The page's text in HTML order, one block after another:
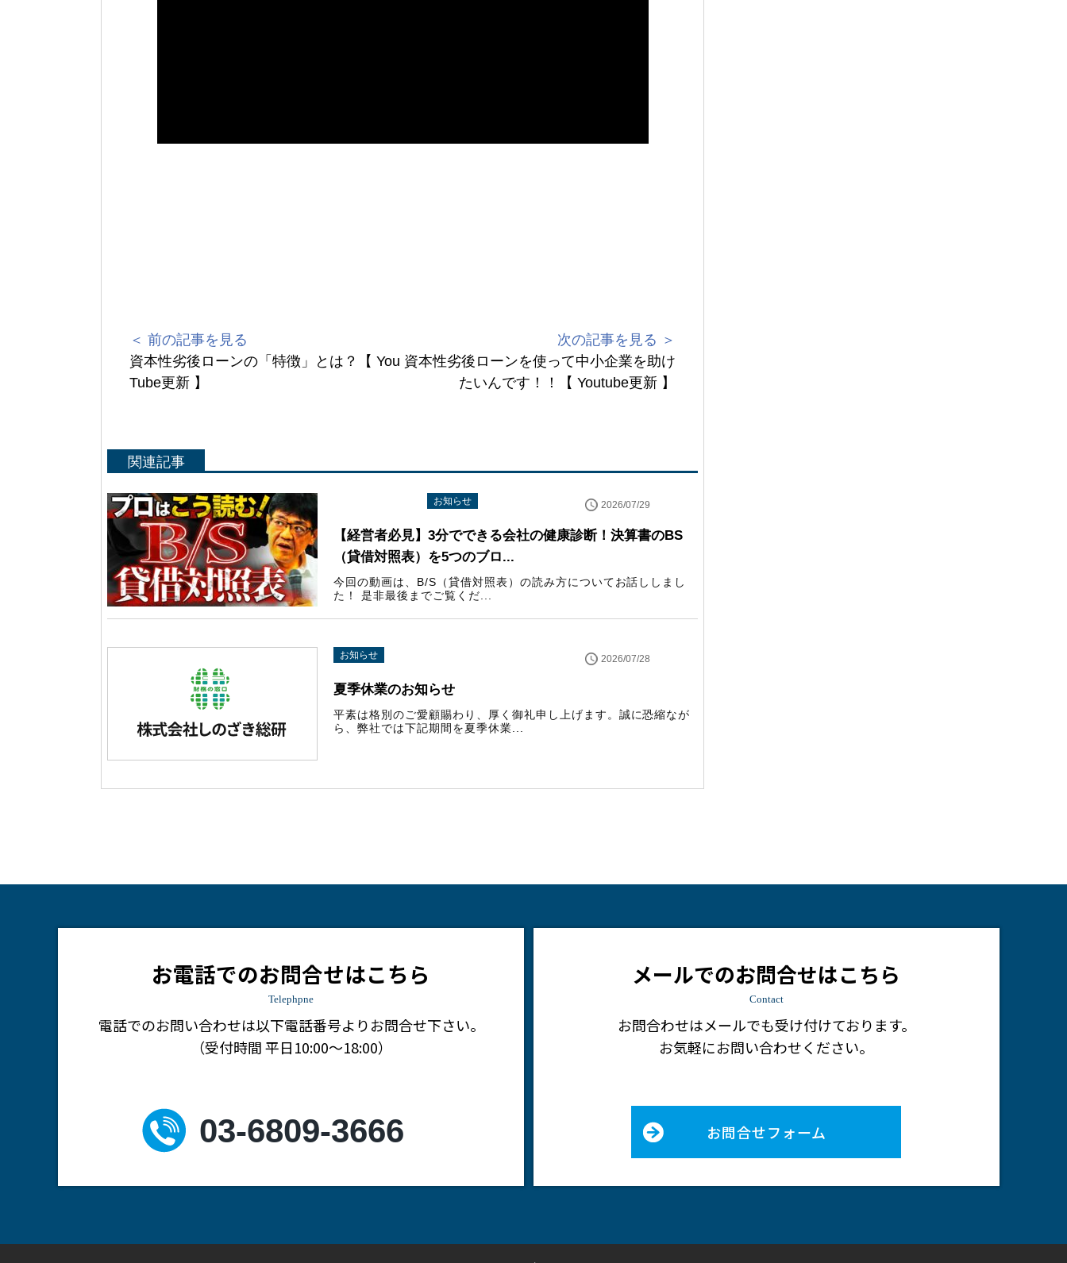
＜ 前の記事を見る
資本性劣後ローンの「特徴」とは？【 You
Tube更新 】
次の記事を見る ＞
資本性劣後ローンを使って中小企業を助け
たいんです！！【 Youtube更新 】
関連記事
お知らせ 2026/07/29
【経営者必見】3分でできる会社の健康診断！決算書のBS
（貸借対照表）を5つのブロ...
今回の動画は、B/S（貸借対照表）の読み方についてお話ししまし
た！ 是非最後までご覧くだ...
お知らせ 2026/07/28
夏季休業のお知らせ
平素は格別のご愛顧賜わり、厚く御礼申し上げます。誠に恐縮なが
ら、弊社では下記期間を夏季休業...
お電話でのお問合せはこちら
Telephpne
電話でのお問い合わせは以下電話番号よりお問合せ下さい。
（受付時間 平日10:00～18:00）
03-6809-3666
メールでのお問合せはこちら
Contact
お問合わせはメールでも受け付けております。
お気軽にお問い合わせください。
お問合せフォーム